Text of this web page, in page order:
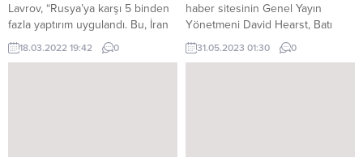
Lavrov, “Rusya’ya karşı 5 binden
fazla yaptırım uygulandı. Bu, İran
ve Kuzey Kore’ye uygulanan
kısıtlamaları gölgede bırakan bir
sevkiyatını meşru hedef
18.03.2022 19:42 0
haber sitesinin Genel Yayın
Yönetmeni David Hearst, Batı
medyasının, konu Türkiye olunca
her türlü ahlaki değeri bir kenara
karşı üç maymunu oynadığını
31.05.2023 01:30 0